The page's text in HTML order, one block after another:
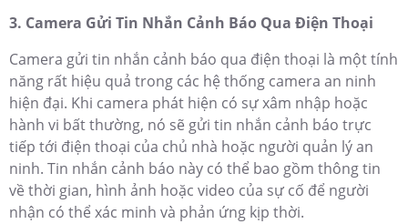
3. Camera Gửi Tin Nhắn Cảnh Báo Qua Điện Thoại
Camera gửi tin nhắn cảnh báo qua điện thoại là một tính
năng rất hiệu quả trong các hệ thống camera an ninh
hiện đại. Khi camera phát hiện có sự xâm nhập hoặc
hành vi bất thường, nó sẽ gửi tin nhắn cảnh báo trực
tiếp tới điện thoại của chủ nhà hoặc người quản lý an
ninh. Tin nhắn cảnh báo này có thể bao gồm thông tin
về thời gian, hình ảnh hoặc video của sự cố để người
nhận có thể xác minh và phản ứng kịp thời.